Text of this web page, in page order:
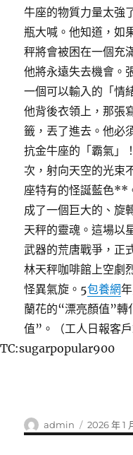
牛座的物質力量太強
瓶大喊。他知道，如
秤將會被困在一個充
他將永遠失去機會。
一個可以輸入的「情
他背後衣領上，那張
籤，丟了進去。他必
抗金牛座的「霸氣」
次，射向天空的光束
座特有的怪誕藍色**
成了一個巨大的、旋
天秤的靈魂。這場以
武器的荒唐戰爭，正
林天秤咖啡館上空劇
怪異氣旋。5包養網
蘭花的“漂亮顏值”轉
值”。（工人日報客戶
TC:sugarpopular900
作
者
admin
發
佈
2026 年 1